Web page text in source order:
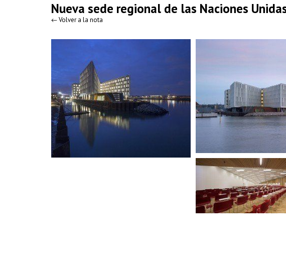
Nueva sede regional de las Naciones
← Volver a la nota